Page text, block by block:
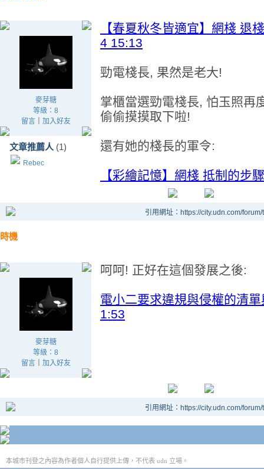
麥芽糖
等級：8
留言｜ 加入好友
文章推薦人 (1)
Rebec
【春夏秋冬皆適宜】網棧 退
4 15:13
勁電棧長, 果然是老大!
掌櫃當選勁電棧長, 怕玉照再
偷偷摸摸取下啦!
還有她的棧長的軍令:
【彩繪記憶】網棧 抵制的步
引用網址：https://city.udn.com/
時機
麥芽糖
等級：8
留言｜ 加入好友
呵呵! 正好在這個發展之後:
電小二要求違規與侵權的清
1:53
引用網址：https://city.udn.com/
本城市刊登之內容為作者個人自行提供上傳，不代表 udn 立場。